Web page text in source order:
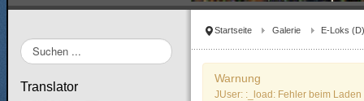
Startseite Galerie E-Loks (D)
Warnung
JUser: :_load: Fehler beim
Suchen
...
Translator